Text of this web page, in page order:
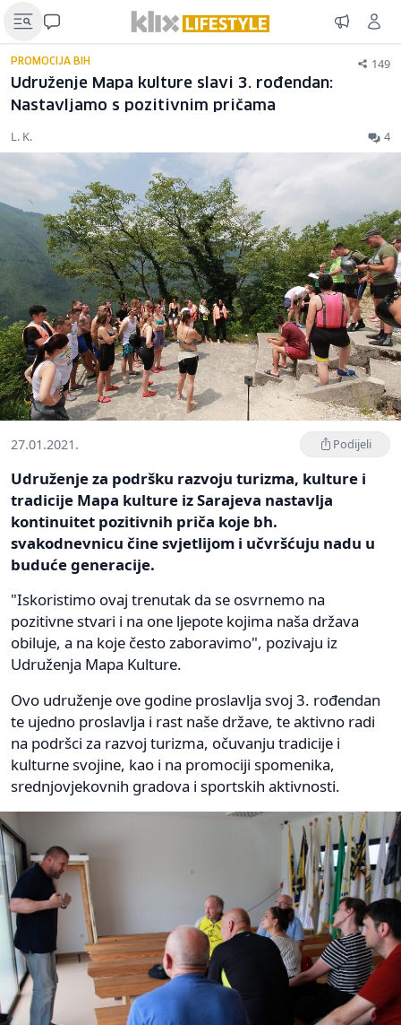
PROMOCIJA BIH 149
Udruženje Mapa kulture slavi 3. rođendan:
Nastavljamo s pozitivnim pričama
L. K. 4
27.01.2021. Podijeli
Udruženje za podršku razvoju turizma, kulture i
tradicije Mapa kulture iz Sarajeva nastavlja
kontinuitet pozitivnih priča koje bh.
svakodnevnicu čine svjetlijom i učvršćuju nadu u
buduće generacije.
"Iskoristimo ovaj trenutak da se osvrnemo na
pozitivne stvari i na one ljepote kojima naša država
obiluje, a na koje često zaboravimo", pozivaju iz
Udruženja Mapa Kulture.
Ovo udruženje ove godine proslavlja svoj 3. rođendan
te ujedno proslavlja i rast naše države, te aktivno radi
na podršci za razvoj turizma, očuvanju tradicije i
kulturne svojine, kao i na promociji spomenika,
srednjovjekovnih gradova i sportskih aktivnosti.